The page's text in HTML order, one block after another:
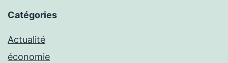
Catégories
Actualité
économie